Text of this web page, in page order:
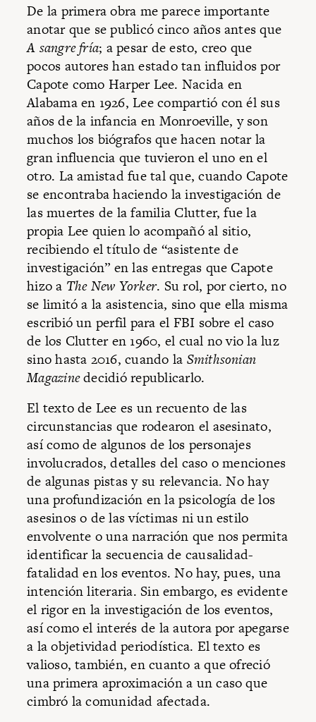
De la primera obra me parece importante
anotar que se publicó cinco años antes que
A sangre fría; a pesar de esto, creo que
pocos autores han estado tan influidos por
Capote como Harper Lee. Nacida en
Alabama en 1926, Lee compartió con él sus
años de la infancia en Monroeville, y son
muchos los biógrafos que hacen notar la
gran influencia que tuvieron el uno en el
otro. La amistad fue tal que, cuando Capote
se encontraba haciendo la investigación de
las muertes de la familia Clutter, fue la
propia Lee quien lo acompañó al sitio,
recibiendo el título de “asistente de
investigación” en las entregas que Capote
hizo a The New Yorker. Su rol, por cierto, no
se limitó a la asistencia, sino que ella misma
escribió un perfil para el FBI sobre el caso
de los Clutter en 1960, el cual no vio la luz
sino hasta 2016, cuando la Smithsonian
Magazinedecidió republicarlo.
El texto de Lee es un recuento de las
circunstancias que rodearon el asesinato,
así como de algunos de los personajes
involucrados, detalles del caso o menciones
de algunas pistas y su relevancia. No hay
una profundización en la psicología de los
asesinos o de las víctimas ni un estilo
envolvente o una narración que nos permita
identificar la secuencia de causalidad-
fatalidad en los eventos. No hay, pues, una
intención literaria. Sin embargo, es evidente
el rigor en la investigación de los eventos,
así como el interés de la autora por apegarse
a la objetividad periodística. El texto es
valioso, también, en cuanto a que ofreció
una primera aproximación a un caso que
cimbró la comunidad afectada.